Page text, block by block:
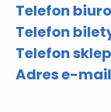
Telefon biuro
Telefon
Telefon sklep
Adres e-mail